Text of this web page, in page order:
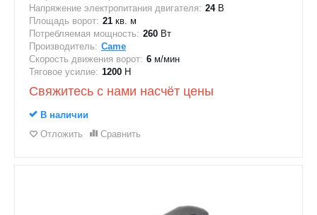
Напряжение электропитания двигателя: 24В
Площадь ворот: 21 кв. м
Потребляемая мощность: 260 Вт
Производитель: Came
Скорость движения ворот: 6 м/мин
Тяговое усилие: 1200 Н
Свяжитесь с нами насчёт цены
В наличии
Отложить
Сравнить